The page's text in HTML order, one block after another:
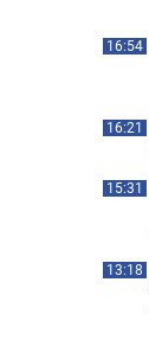
16:54
16:21
15:31
13:18